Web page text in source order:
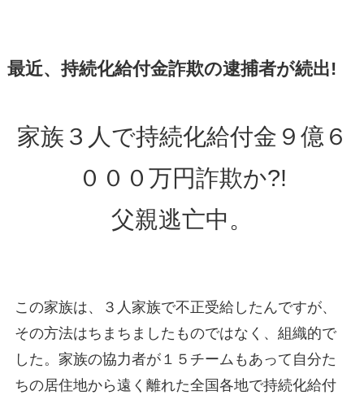
最近、持続化給付金詐欺の逮捕者が続出!
家族３人で持続化給付金９億６
０００万円詐欺か?!
父親逃亡中。
この家族は、３人家族で不正受給したんですが、
その方法はちまちましたものではなく、組織的で
した。家族の協力者が１５チームもあって自分た
ちの居住地から遠く離れた全国各地で持続化給付